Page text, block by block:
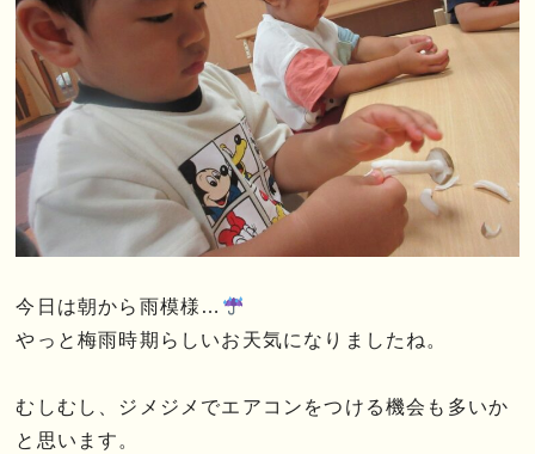
今日は朝から雨模様…
やっと梅雨時期らしいお天気になりましたね。
むしむし、ジメジメでエアコンをつける機会も多いか
と思います。